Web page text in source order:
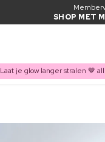
SHOP MET
Laat je glow langer stralen 🤎